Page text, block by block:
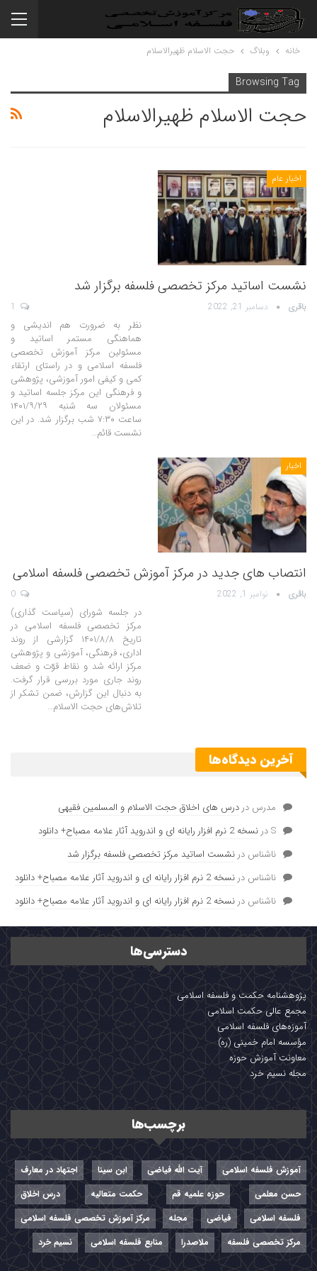
خانه وبلاگ حجت الاسلام ظهیرالاسلام
Browsing Tag
حجت الاسلام ظهیرالاسلام
اخبار عام
نشست اساتید مرکز تخصصی فلسفه برگزار شد
باقری دسامبر 21, 2022
نظر به ضرورت هم اندیشی و
هماهنگی مستمر اساتید و
مسئولین مرکز آموزش تخصصی
فلسفه اسلامی و در راستای ارتقاء
کمی و کیفی امور آموزشی، پژوهشی
و فرهنگی این مرکز جلسه اساتید و
مسئولان سه شنبه ۱۴۰۱/۹/۲۹
ساعت ۷:۳۰ شب برگزار شد. در این
نشست قائم…
اخبار
انتصاب های جدید در مرکز آموزش تخصصی فلسفه اسلامی
باقری نوامبر 1, 2022
در جلسه شورای (سیاست گذاری)
مرکز تخصصی فلسفه اسلامی در
تاریخ ۱۴۰۱/۸/۸ گزارشی از روند
اداری، فرهنگی، آموزشی و پژوهشی
مرکز ارائه شد و نقاط قوّت و ضعف
روند جاری مورد بررسی قرار گرفت.
به دنبال این گزارش، ضمن تشکر از
تلاش‌های حجت الاسلام…
آخرین دیدگاه‌ها
مدرس در درس های اخلاق حجت الاسلام و المسلمین فقیهی
Sدر نسخه 2 نرم افزار رایانه ای و اندروید آثار علامه مصباح+ دانلود
ناشناس در نشست اساتید مرکز تخصصی فلسفه برگزار شد
ناشناس در نسخه 2 نرم افزار رایانه ای و اندروید آثار علامه مصباح+ دانلود
ناشناس در نسخه 2 نرم افزار رایانه ای و اندروید آثار علامه مصباح+ دانلود
دسترسی‌ها
پژوهشنامه حکمت و فلسفه اسلامی
مجمع عالی حکمت اسلامی
آموزه‌های فلسفه اسلامی
مؤسسه امام خمینی (ره)
معاونت آموزش حوزه
مجله نسیم خرد
برچسب‌ها
آموزش فلسفه اسلامی آیت الله فیاضی ابن سینا
اجتهاد در معارف
حسن معلمی
حوزه علمیه قم حکمت متعالیه
درس اخلاق
فلسفه اسلامی
فیاضی مجله
مرکز آموزش تخصصی فلسفه اسلامی
مرکز تخصصی فلسفه
ملاصدرا منابع فلسفه اسلامی نسیم خرد